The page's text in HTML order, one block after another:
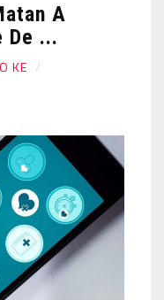
A
De ...
KE